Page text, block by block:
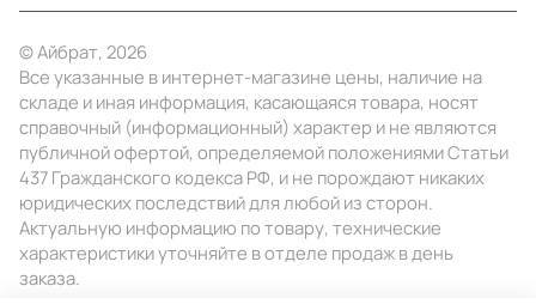
© Айбрат, 2026
Все указанные в интернет-магазине цены, наличие на
складе и иная информация, касающаяся товара, носят
справочный (информационный) характер и не являются
публичной офертой, определяемой положениями Статьи
437 Гражданского кодекса РФ, и не порождают никаких
юридических последствий для любой из сторон.
Актуальную информацию по товару, технические
характеристики уточняйте в отделе продаж в день
заказа.